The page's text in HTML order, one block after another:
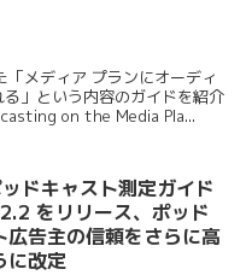
メディア プランにオーディ
」という内容のガイドを紹介
on the Media Pla...
ドキャスト測定ガイド
をリリース、ポッド
広告主の信頼をさらに高
に改定